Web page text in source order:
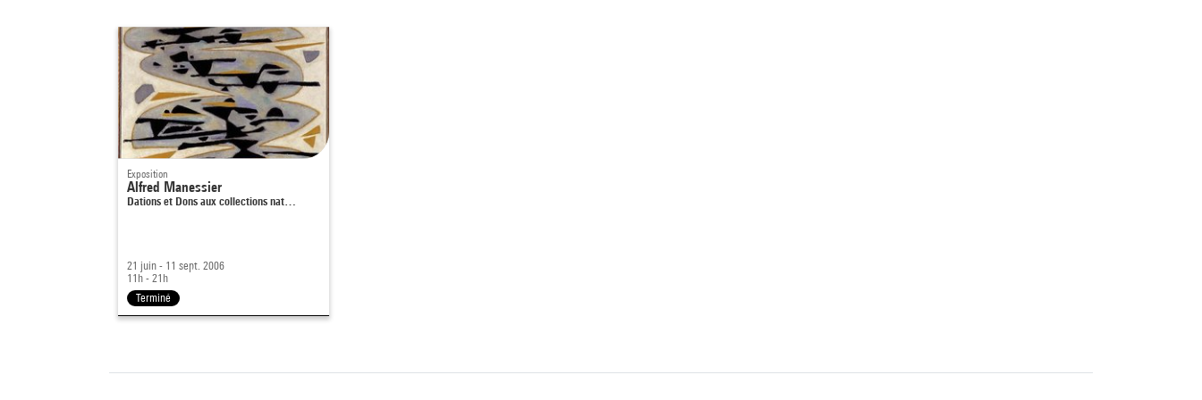
régulièrement des thèmes qui ne seront pas développés en peinture. Ainsi, dans l’hiver 1983-1984,
Manessier présente-t-il à la galerie de France une série de dix lavis de grand format, qui
témoignent de sa capacité de renouvellement à la fois thématique et technique. Exploitant avec
mouvements du sable humide sur lequel la mer, en se retirant, a formé de légers monticules.
Sables
Extrait du catalogueCollection art graphique - La collection du Centre Pompidou, Musée national
Exposition
Alfred Manessier
Dations et Dons aux collections nat…
21 juin - 11 sept. 2006
11h - 21h
Terminé